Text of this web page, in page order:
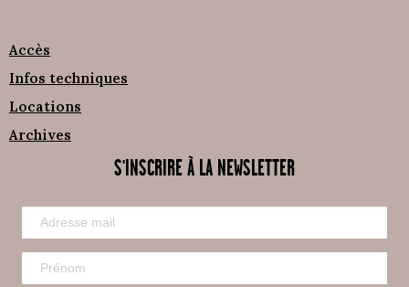
Accès
Infos techniques
Locations
Archives
S'INSCRIRE À LA NEWSLETTER